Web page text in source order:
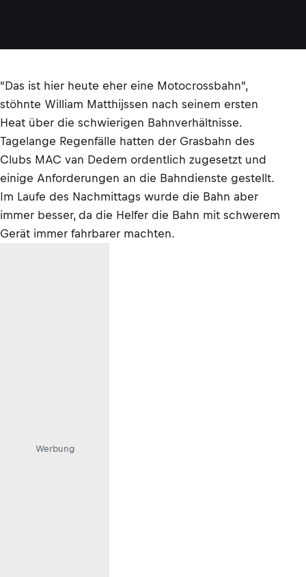
"Das ist hier heute eher eine Motocrossbahn",
stöhnte William Matthijssen nach seinem ersten
Heat über die schwierigen Bahnverhältnisse.
Tagelange Regenfälle hatten der Grasbahn des
Clubs MAC van Dedem ordentlich zugesetzt und
einige Anforderungen an die Bahndienste gestellt.
Im Laufe des Nachmittags wurde die Bahn aber
immer besser, da die Helfer die Bahn mit schwerem
Gerät immer fahrbarer machten.
Werbung